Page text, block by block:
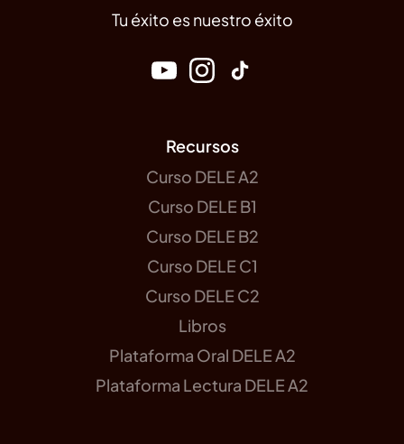
Tu éxito es nuestro éxito
Recursos
Curso DELE A2
Curso DELE B1
Curso DELE B2
Curso DELE C1
Curso DELE C2
Libros
Plataforma Oral DELE A2
Plataforma Lectura DELE A2